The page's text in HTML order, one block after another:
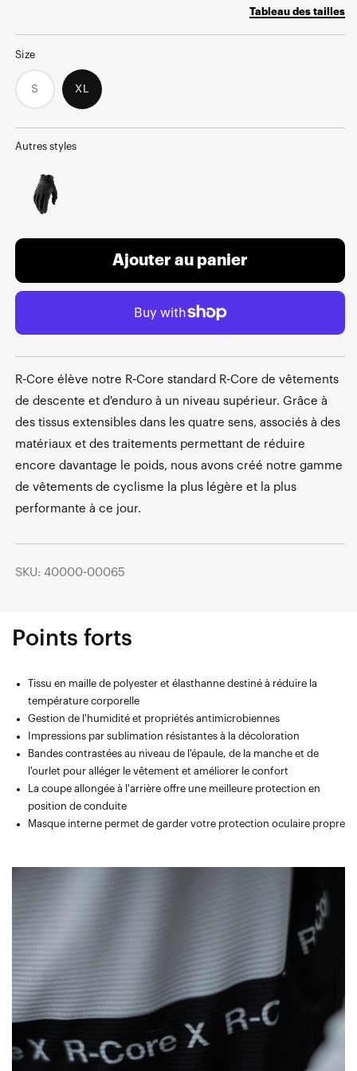
Tableau des tailles
Size
SVariant
sold
or
XL
Autres styles
Ajouter au panier
R-Core élève notre R-Core standard R-Core de vêtements
de descente et d'enduro à un niveau supérieur. Grâce à
des tissus extensibles dans les quatre sens, associés à des
matériaux et des traitements permettant de réduire
encore davantage le poids, nous avons créé notre gamme
de vêtements de cyclisme la plus légère et la plus
performante à ce jour.
SKU: 40000-00065
Points forts
Tissu en maille de polyester et élasthanne destiné à réduire la
température corporelle
Gestion de l'humidité et propriétés antimicrobiennes
Impressions par sublimation résistantes à la décoloration
Bandes contrastées au niveau de l'épaule, de la manche et de
l'ourlet pour alléger le vêtement et améliorer le confort
La coupe allongée à l'arrière offre une meilleure protection en
position de conduite
Masque interne permet de garder votre protection oculaire propre